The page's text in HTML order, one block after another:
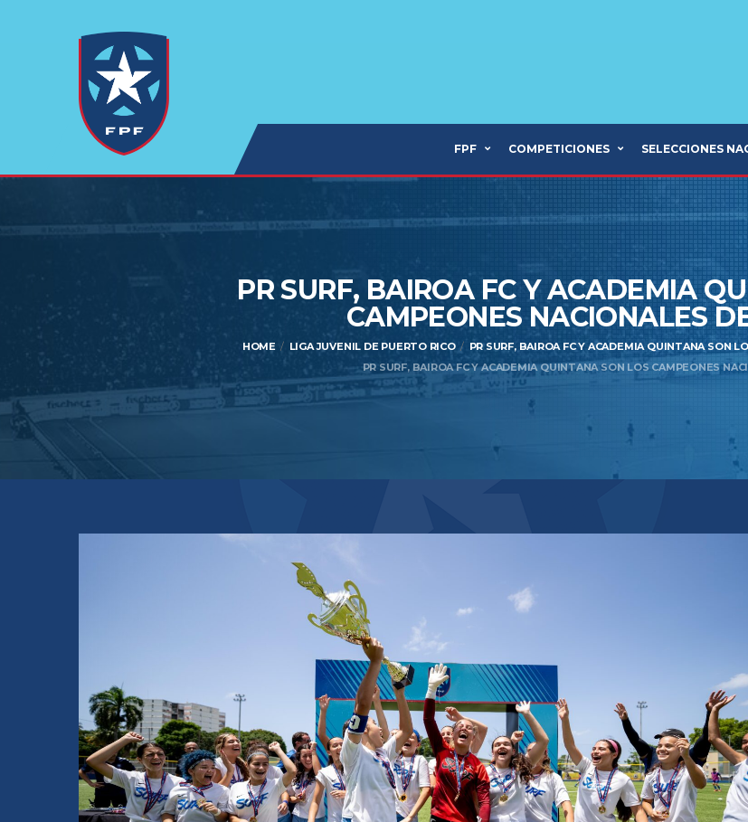
FPF COMPETICIONES SELECCIONES
PR SURF, BAIROA FC Y ACADEMIA
CAMPEONES NACIONALES
HOME LIGA JUVENIL DE PUERTO RICO
PR SURF, BAIROA FC Y ACADEMIA QUINTANA SON
PR SURF, BAIROA FC Y ACADEMIA QUINTANA SON LOS CAMPEONES